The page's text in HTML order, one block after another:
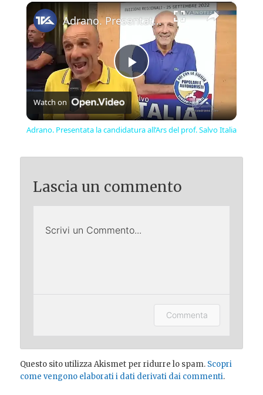
Fullscreen ×
Play
Video
Adrano. Presentata la candidatura all’Ars del prof. Salvo Italia
Watch on
Adrano. Presentata la candidatura all’Ars del prof. Salvo Italia
Lascia un commento
Scrivi un Commento...
Lascia un commento (accesso
Commenta
Questo sito utilizza Akismet per ridurre lo spam. Scopri
come vengono elaborati i dati derivati dai commenti.